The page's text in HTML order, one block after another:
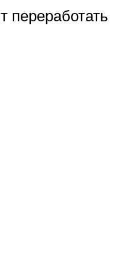
переработать